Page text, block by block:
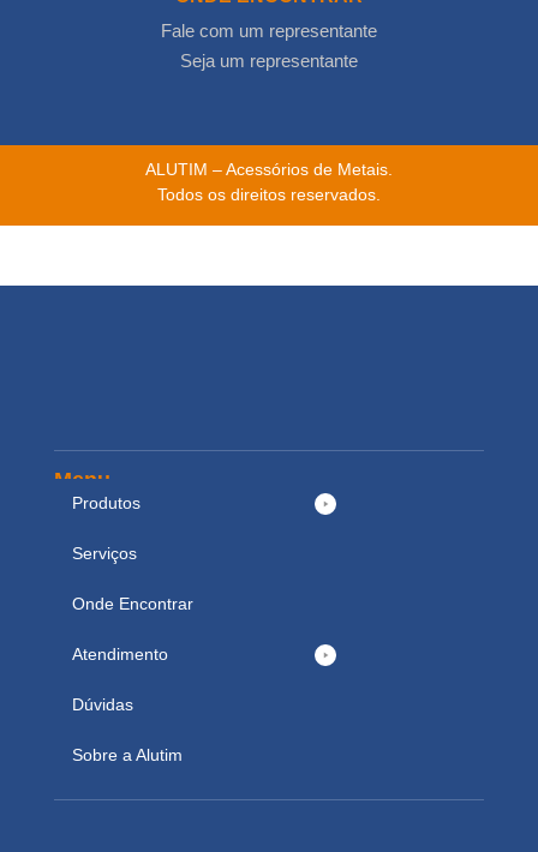
Fale com um representante
Seja um representante
ALUTIM – Acessórios de Metais.
Todos os direitos reservados.
Menu
Produtos
Serviços
Onde Encontrar
Atendimento
Dúvidas
Sobre a Alutim